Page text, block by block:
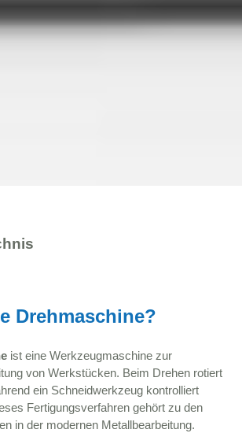
Drehmaschine?
ist eine Werkzeugmaschine zur
von Werkstücken. Beim Drehen rotiert
ein Schneidwerkzeug kontrolliert
Fertigungsverfahren gehört zu den
in der modernen Metallbearbeitung.